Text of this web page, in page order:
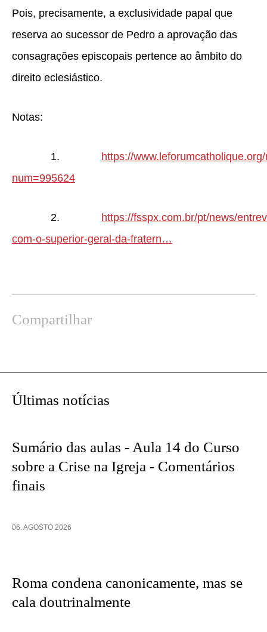
Pois, precisamente, a exclusividade papal que
reserva ao sucessor de Pedro a aprovação das
consagrações episcopais pertence ao âmbito do
direito eclesiástico.
Notas:
1. https://
num=995624
2. https://fsspx.com.br/pt/news/
com-o-superior-geral-da-fratern…
Compartilhar
versão
página
Últimas notícias
Sumário das aulas - Aula 14 do Curso
sobre a Crise na Igreja - Comentários
finais
06. AGOSTO 2026
Roma condena canonicamente, mas se
cala doutrinalmente